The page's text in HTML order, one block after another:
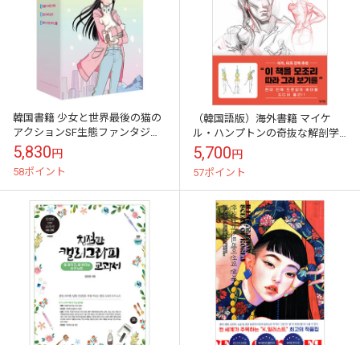
韓国書籍 少女と世界最後の猫の
アクションSF生態ファンタジー
童話 「時間の猫 : 特別限定版セ
ット」 (ボックスケース+タトゥ
ーシ...
5,830円
58ポイント
（韓国語版）海外書籍 マイケ
ル・ハンプトンの奇抜な解剖学
と人体ドローイング記番を1冊で
「マイケル・ハンプトンの人体
の描き方」
5,700円
57ポイント